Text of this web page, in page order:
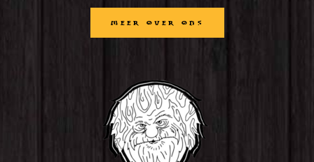
MEER OVER ONS